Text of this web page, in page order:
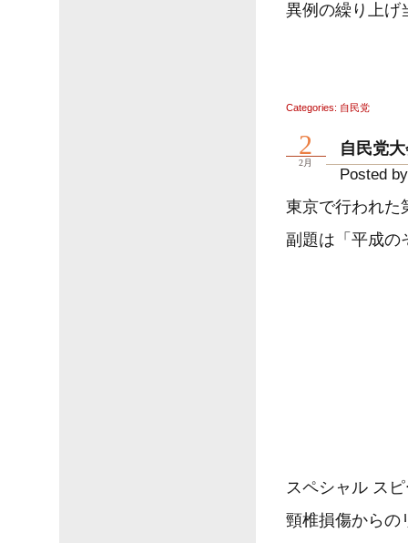
異例の繰り上げ
Categories: 自民党
自民党
Posted
東京で行われた
副題は「平成
スペシャル ス
頸椎損傷からの
2
2月